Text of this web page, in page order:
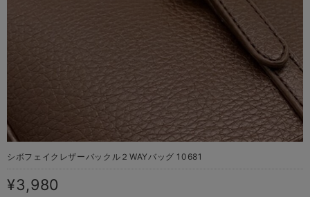
シボフェイクレザーバックル２WAYバッグ 10681
¥3,980